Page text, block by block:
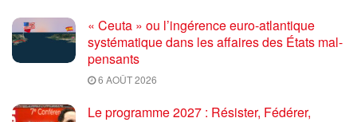
« Ceuta » ou l’ingérence euro-atlantique
systématique dans les affaires des États mal-
pensants
6 AOÛT 2026
Le programme 2027 : Résister, Fédérer,